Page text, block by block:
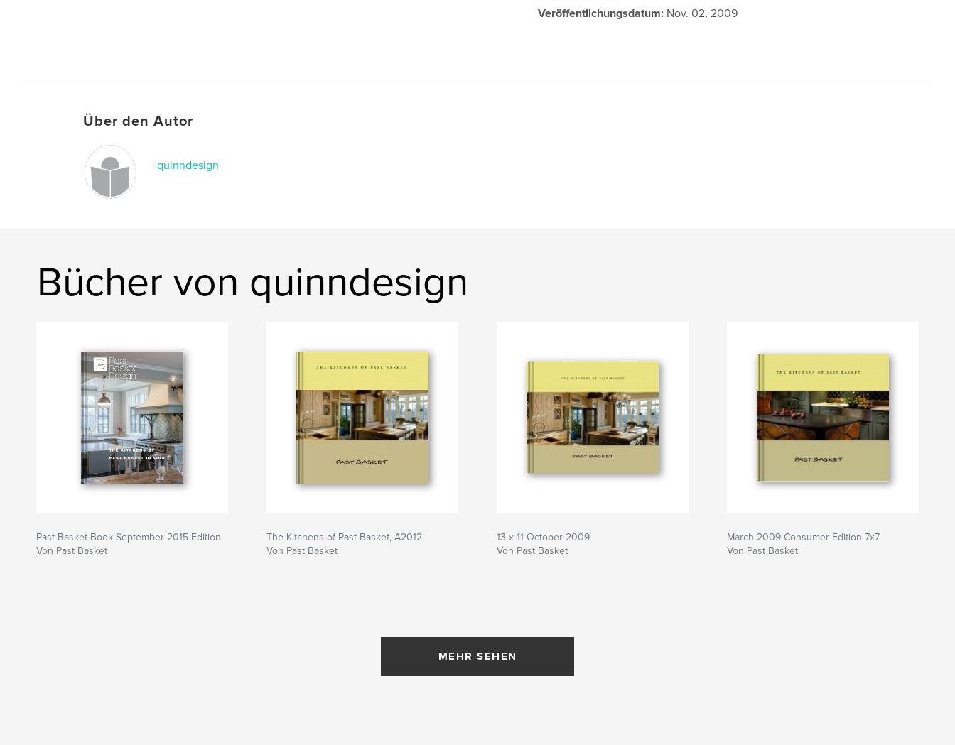
Veröffentlichungsdatum: Nov. 02, 2009
Über den Autor
quinndesign
Bücher von quinndesign
Past Basket Book September 2015 Edition
Von Past Basket
The Kitchens of Past Basket, A2012
Von Past Basket
13 x 11 October 2009
Von Past Basket
March 2009 Consumer Edition 7x7
Von Past Basket
MEHR SEHEN